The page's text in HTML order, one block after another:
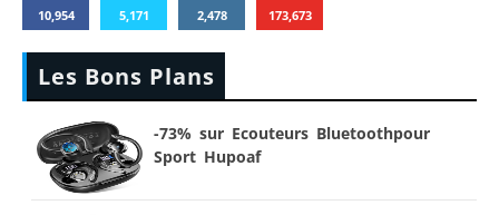
10,954 5,171 2,478 173,673
Les Bons Plans
-73% sur Ecouteurs Bluetoothpour
Sport Hupoaf